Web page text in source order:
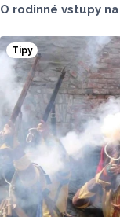
O rodinné vstupy
Tipy